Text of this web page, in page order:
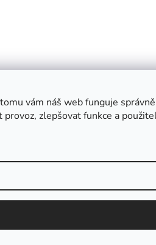
vám náš web funguje
provoz, zlepšovat funkce a